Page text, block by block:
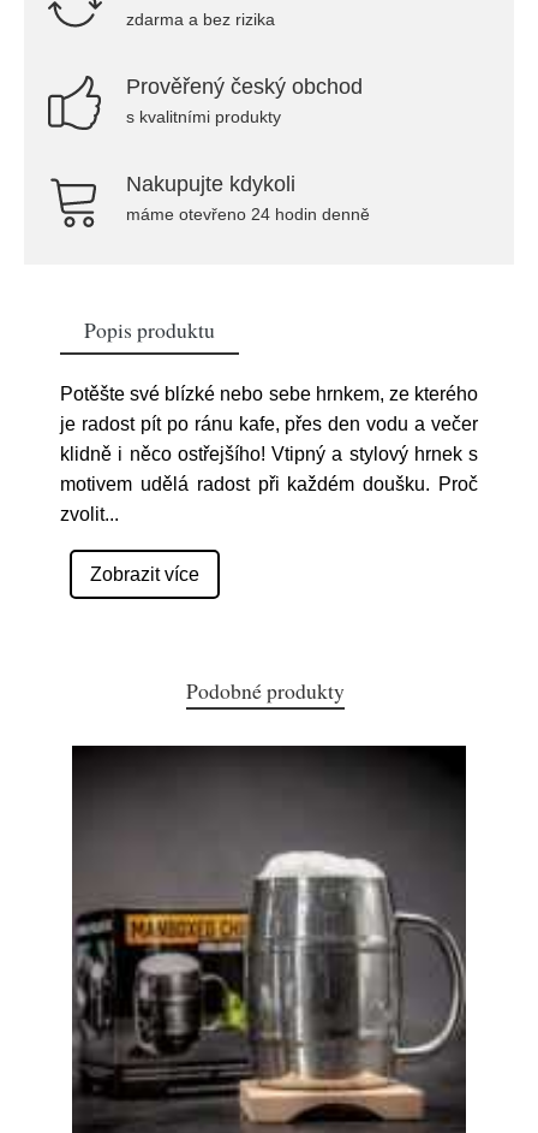
zdarma a bez rizika
Prověřený český obchod
s kvalitními produkty
Nakupujte kdykoli
máme otevřeno 24 hodin denně
Popis produktu
Potěšte své blízké nebo sebe hrnkem, ze kterého
je radost pít po ránu kafe, přes den vodu a večer
klidně i něco ostřejšího! Vtipný a stylový hrnek s
motivem udělá radost při každém doušku. Proč
zvolit...
Zobrazit více
Podobné produkty